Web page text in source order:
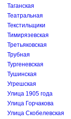
Таганская
Театральная
Текстильщики
Тимирязевская
Третьяковская
Трубная
Тургеневская
Тушинская
Угрешская
Улица 1905 года
Улица Горчакова
Улица Скобелевская